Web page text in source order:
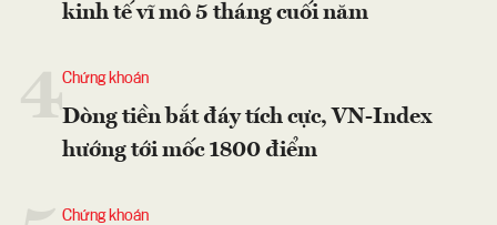
kinh tế vĩ mô 5 tháng cuối năm
4Chứng khoán
Dòng tiền bắt đáy tích cực, VN-Index
hướng tới mốc 1800 điểm
Chứng khoán